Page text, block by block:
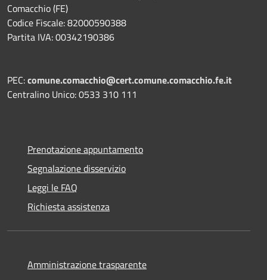
Comacchio (FE)
Codice Fiscale: 82000590388
Partita IVA: 00342190386
PEC:comune.comacchio@cert.comune.comacchio.fe.it
Centralino Unico: 0533 310 111
Prenotazione appuntamento
Segnalazione disservizio
Leggi le FAQ
Richiesta assistenza
Amministrazione trasparente